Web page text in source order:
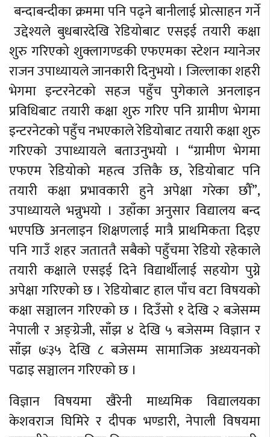
बन्दाबन्दीका क्रममा पनि पढ्ने बानीलाई प्रोत्साहन गर्ने
उद्देश्यले बुधबारदेखि रेडियोबाट एसइई तयारी कक्षा
शुरु गरिएको शुक्लागण्डकी एफएमका स्टेशन म्यानेजर
राजन उपाध्यायले जानकारी दिनुभयो । जिल्लाका शहरी
भेगमा इन्टरनेटको सहज पहुँच पुगेकाले अनलाइन
प्रविधिबाट तयारी कक्षा शुरु गरिए पनि ग्रामीण भेगमा
इन्टरनेटको पहुँच नभएकाले रेडियोबाट तयारी कक्षा शुरु
गरिएको उपाध्यायले बताउनुभयो । “ग्रामीण भेगमा
एफएम रेडियोको महत्व उत्तिकै छ, रेडियोबाट पनि
तयारी कक्षा प्रभावकारी हुने अपेक्षा गरेका छौँ”,
उपाध्यायले भन्नुभयो । उहाँका अनुसार विद्यालय बन्द
भएपछि अनलाइन शिक्षणलाई मात्रै प्राथमिकता दिइए
पनि गाउँ शहर जताततै सबैको पहुँचमा रेडियो रहेकाले
तयारी कक्षाले एसइई दिने विद्यार्थीलाई सहयोग पुग्ने
अपेक्षा गरिएको छ । रेडियोबाट हाल पाँच वटा विषयको
कक्षा सञ्चालन गरिएको छ । दिउँसो १ देखि २ बजेसम्म
नेपाली र अङ्ग्रेजी, साँझ ४ देखि ५ बजेसम्म विज्ञान र
साँझ ७ः३५ देखि ८ बजेसम्म सामाजिक अध्ययनको
पढाइ सञ्चालन गरिएको छ ।
विज्ञान विषयमा खैरेनी माध्यमिक विद्यालयका
केशवराज घिमिरे र दीपक भण्डारी, नेपाली विषयमा